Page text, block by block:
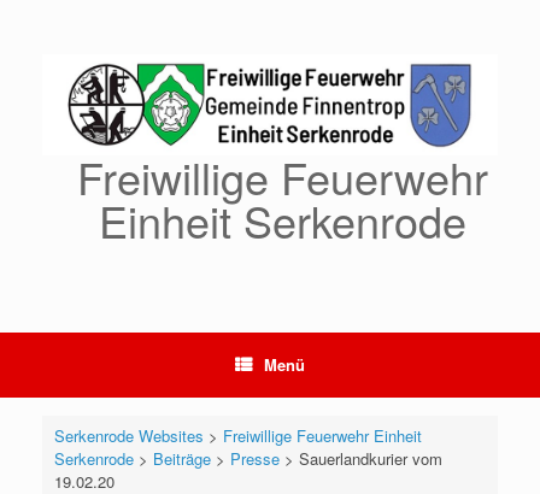
Freiwillige Feuerwehr
Einheit Serkenrode
Menü
Serkenrode Websites > Freiwillige Feuerwehr Einheit
Serkenrode> Beiträge> Presse> Sauerlandkurier vom
19.02.20